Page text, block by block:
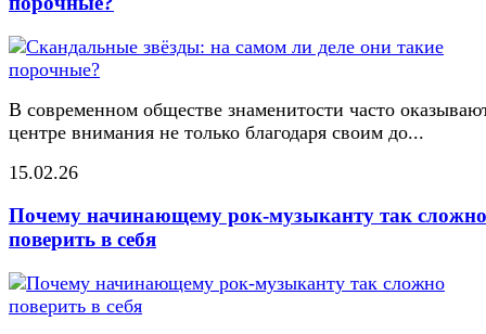
В современном обществе знаменитости часто
центре внимания не только благодаря своим до...
15.02.26
Почему начинающему рок-музыканту так сложно
поверить в себя